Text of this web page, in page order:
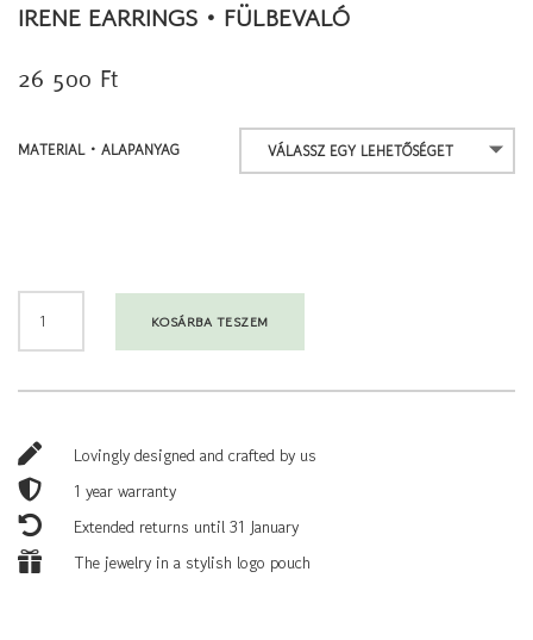
IRENE EARRINGS • FÜLBEVALÓ
26 500 Ft
MATERIAL • ALAPANYAG
EARRINGS
•
FÜLBEVALÓ
KOSÁRBA TESZEM
 Lovingly designed and crafted by us
 1 year warranty

Extended returns until 31 January

The jewelry in a stylish logo pouch